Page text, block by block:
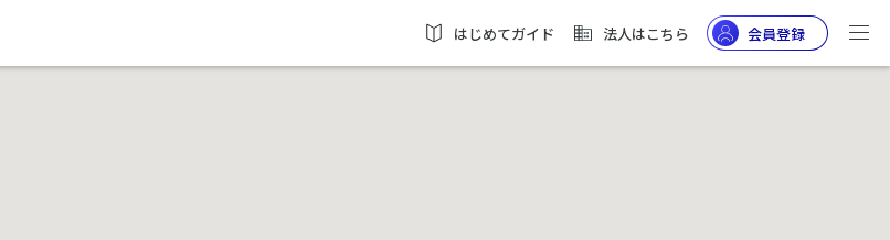
はじめてガイド 法人はこちら 会員登録